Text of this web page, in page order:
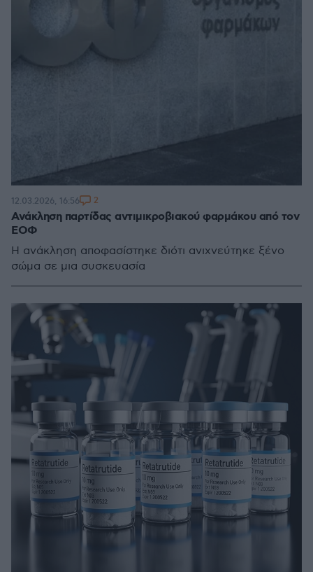
Ανάκληση παρτίδας αντιμικροβιακού φαρμάκου από τον
ΕΟΦ
Η ανάκληση αποφασίστηκε διότι ανιχνεύτηκε ξένο
σώμα σε μια συσκευασία
12.03.2026, 16:56 2